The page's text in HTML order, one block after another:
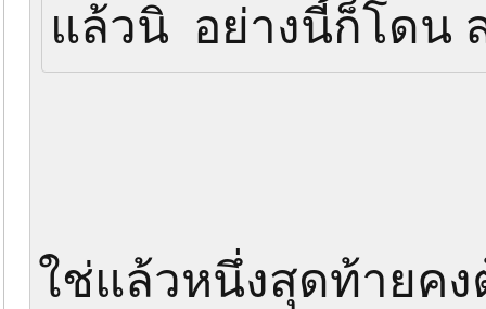
แล้วนิ อย่างนี้ก็โดน
ใช่แล้วหนึ่งสุดท้ายค